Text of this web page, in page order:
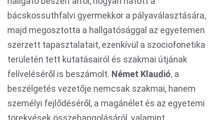
bácskossuthfalvi gyermekkor a pályaválasztására,
majd megosztotta a hallgatósággal az egyetemen
szerzett tapasztalatait, ezenkívül a szociofonetika
területén tett kutatásairól és szakmai útjának
felíveléséről is beszámolt. Német Klaudió, a
beszélgetés vezetője nemcsak szakmai, hanem
személyi fejlődéséről, a magánélet és az egyetemi
törekvések összehangolásáról, valamint